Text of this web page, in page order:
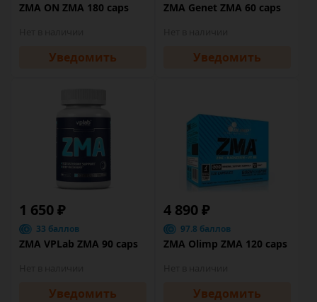
ZMA ON ZMA 180 caps
Уведомить
ZMA Genet ZMA 60 caps
Уведомить
1 650 ₽
33 баллов
ZMA VPLab ZMA 90 caps
Уведомить
4 890 ₽
97.8 баллов
ZMA Olimp ZMA 120 caps
Уведомить